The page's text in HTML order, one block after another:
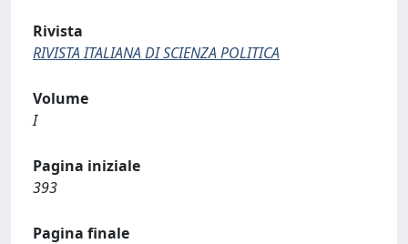
Rivista
RIVISTA ITALIANA DI SCIENZA POLITICA
Volume
I
Pagina iniziale
393
Pagina finale